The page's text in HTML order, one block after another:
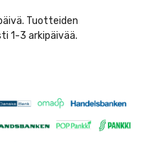
Tuotteiden
1-3 arkipäivää.